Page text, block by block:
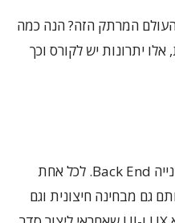
המרתק הזה? הנה כמה
יתרונות יש לקורס וכך
היום קיימות שתי התמחויות – ההתמחות הראשונה היא Front-End והשנייה Back End. לכל אחת
גם מבחינה חיצונית וגם